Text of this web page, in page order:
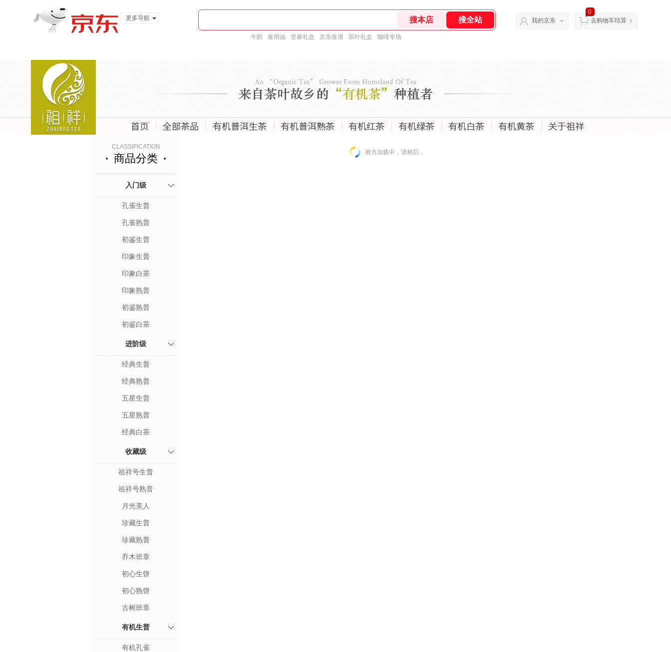
更多导航
牛奶 食用油 坚果礼盒 京东食谱 茶叶礼盒 咖啡专场
我的京东
0
去购物车结算
CLASSIFICATION
商品分类
入门级
孔雀生普
孔雀熟普
初鉴生普
印象生普
印象白茶
印象熟普
初鉴熟普
初鉴白茶
进阶级
经典生普
经典熟普
五星生普
五星熟普
经典白茶
收藏级
祖祥号生普
祖祥号熟普
月光美人
珍藏生普
珍藏熟普
乔木班章
初心生饼
初心熟饼
古树班章
有机生普
有机孔雀
努力加载中，请稍后...